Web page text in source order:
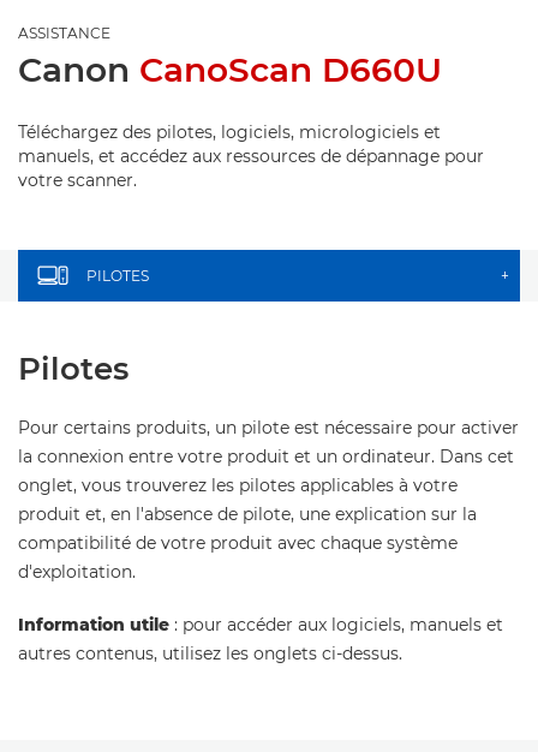
ASSISTANCE
Canon CanoScan D660U
Téléchargez des pilotes, logiciels, micrologiciels et
manuels, et accédez aux ressources de dépannage pour
votre scanner.
PILOTES +
Pilotes
Pour certains produits, un pilote est nécessaire pour activer
la connexion entre votre produit et un ordinateur. Dans cet
onglet, vous trouverez les pilotes applicables à votre
produit et, en l'absence de pilote, une explication sur la
compatibilité de votre produit avec chaque système
d'exploitation.
Information utile : pour accéder aux logiciels, manuels et
autres contenus, utilisez les onglets ci-dessus.